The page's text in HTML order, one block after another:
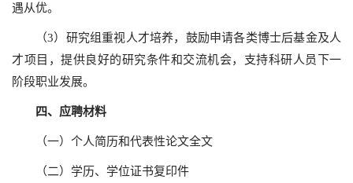
遇从优。
（3）研究组重视人才培养，鼓励申请各类博士后基金及人
才项目，提供良好的研究条件和交流机会，支持科研人员下一
阶段职业发展。
四、应聘材料
（一）个人简历和代表性论文全文
（二）学历、学位证书复印件